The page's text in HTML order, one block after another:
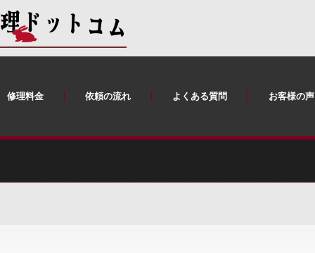
修理料金 依頼の流れ よくある質問 お客様の声